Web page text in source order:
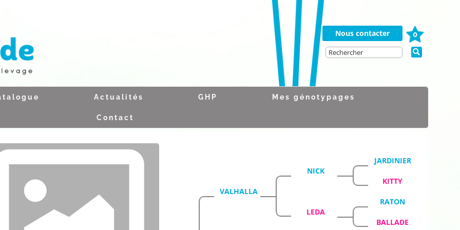
Nous contacter
0
Actualités GHP Mes génotypages
Contact
VALHALLA
NICK
JARDINIER
KITTY
LEDA
RATON
BALLADE